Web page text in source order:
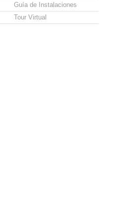
Guía de Instalaciones
Tour Virtual